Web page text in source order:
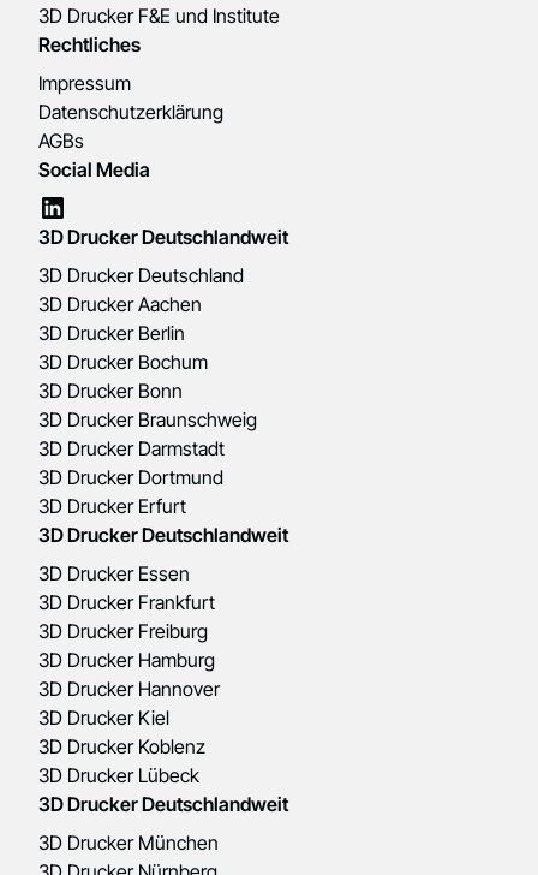
3D Drucker F&E und Institute
Rechtliches
Impressum
Datenschutzerklärung
AGBs
Social Media
3D Drucker Deutschlandweit
3D Drucker Deutschland
3D Drucker Aachen
3D Drucker Berlin
3D Drucker Bochum
3D Drucker Bonn
3D Drucker Braunschweig
3D Drucker Darmstadt
3D Drucker Dortmund
3D Drucker Erfurt
3D Drucker Deutschlandweit
3D Drucker Essen
3D Drucker Frankfurt
3D Drucker Freiburg
3D Drucker Hamburg
3D Drucker Hannover
3D Drucker Kiel
3D Drucker Koblenz
3D Drucker Lübeck
3D Drucker Deutschlandweit
3D Drucker München